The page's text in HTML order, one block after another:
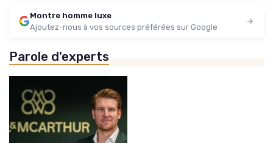
Montre homme luxe
Ajoutez-nous à vos sources préférées sur Google
Parole d'experts